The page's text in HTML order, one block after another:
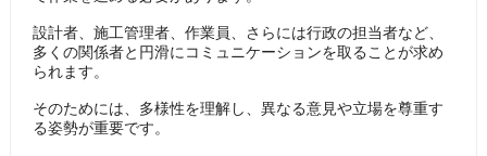
設計者、施工管理者、作業員、さらには行政の担当者など、
多くの関係者と円滑にコミュニケーションを取ることが求め
られます。
そのためには、多様性を理解し、異なる意見や立場を尊重す
る姿勢が重要です。